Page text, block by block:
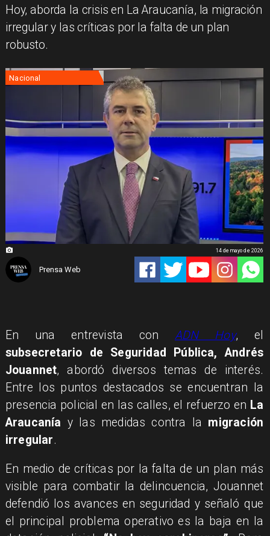
Hoy, aborda la crisis en La Araucanía, la migración
irregular y las críticas por la falta de un plan
robusto.
Nacional
Prensa Web
14 de mayo de 2026
En una entrevista conADN Hoy, el
subsecretario de Seguridad Pública, Andrés
Jouannet, abordó diversos temas de interés.
Entre los puntos destacados se encuentran la
presencia policial en las calles, el refuerzo en La
Araucanía y las medidas contra la migración
irregular.
En medio de críticas por la falta de un plan más
visible para combatir la delincuencia, Jouannet
defendió los avances en seguridad y señaló que
el principal problema operativo es la baja en la